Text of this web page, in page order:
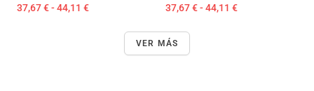
37,67 € - 44,11 € 37,67 € - 44,11 €
VER MÁS